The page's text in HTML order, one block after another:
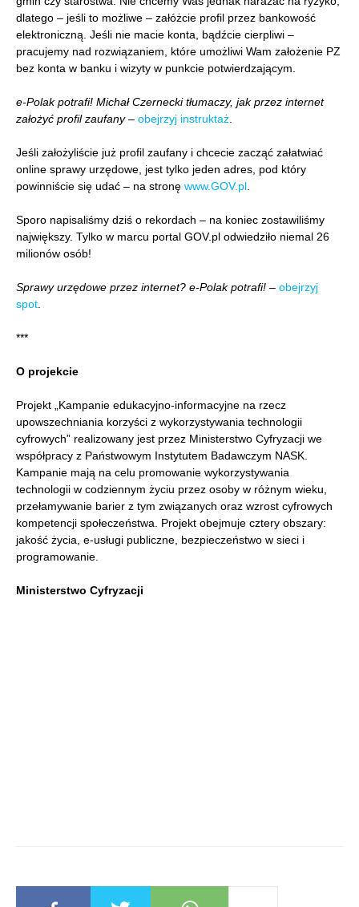
dlatego – jeśli to możliwe – załóżcie profil przez bankowość
elektroniczną. Jeśli nie macie konta, bądźcie cierpliwi –
pracujemy nad rozwiązaniem, które umożliwi Wam założenie PZ
bez konta w banku i wizyty w punkcie potwierdzającym.
e-Polak potrafi! Michał Czernecki tłumaczy, jak przez internet
założyć profil zaufany– obejrzyj instruktaż
Jeśli założyliście już profil zaufany i chcecie zacząć załatwiać
online sprawy urzędowe, jest tylko jeden adres, pod który
powinniście się udać – na stronę www.GOV.pl
Sporo napisaliśmy dziś o rekordach – na koniec zostawiliśmy
największy. Tylko w marcu portal GOV.pl odwiedziło niemal 26
milionów osób!
Sprawy urzędowe przez internet? e-Polak potrafi! – obejrzyj
spot
***
O projekcie
Projekt „Kampanie edukacyjno-informacyjne na rzecz
upowszechniania korzyści z wykorzystywania technologii
cyfrowych” realizowany jest przez Ministerstwo Cyfryzacji we
współpracy z Państwowym Instytutem Badawczym NASK.
Kampanie mają na celu promowanie wykorzystywania
technologii w codziennym życiu przez osoby w różnym wieku,
przełamywanie barier z tym związanych oraz wzrost cyfrowych
kompetencji społeczeństwa. Projekt obejmuje cztery obszary:
jakość życia, e-usługi publiczne, bezpieczeństwo w sieci i
programowanie.
Ministerstwo Cyfryzacji